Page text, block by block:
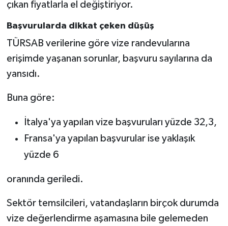
çıkan fiyatlarla el değiştiriyor.
Başvurularda dikkat çeken düşüş
TÜRSAB verilerine göre vize randevularına
erişimde yaşanan sorunlar, başvuru sayılarına da
yansıdı.
Buna göre:
İtalya'ya yapılan vize başvuruları yüzde 32,3,
Fransa'ya yapılan başvurular ise yaklaşık
yüzde 6
oranında geriledi.
Sektör temsilcileri, vatandaşların birçok durumda
vize değerlendirme aşamasına bile gelemeden